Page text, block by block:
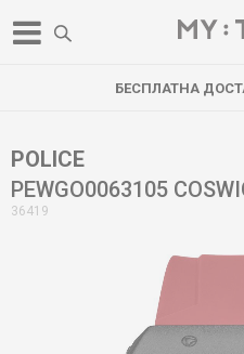
БЕСПЛАТНА
POLICE
PEWGO0063105
36419